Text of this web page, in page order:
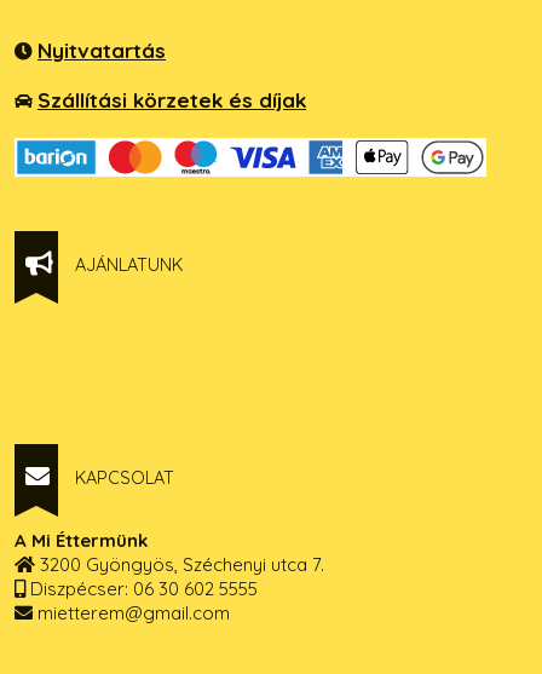
Nyitvatartás
Szállítási körzetek és díjak
AJÁNLATUNK
KAPCSOLAT
A Mi Éttermünk
3200 Gyöngyös, Széchenyi utca 7.
Diszpécser: 06 30 602 5555
mietterem@gmail.com